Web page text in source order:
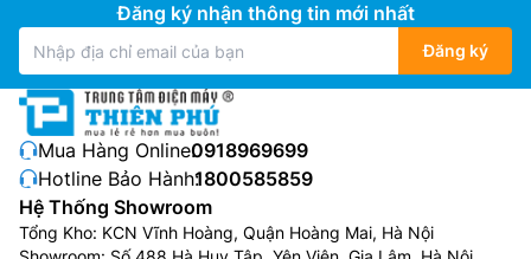
Đăng ký nhận thông tin mới nhất
Đăng ký
Mua Hàng Online:0918969699
Hotline Bảo Hành:1800585859
Hệ Thống Showroom
Tổng Kho: KCN Vĩnh Hoàng, Quận Hoàng Mai, Hà Nội